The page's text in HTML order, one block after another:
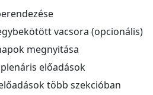
vacsora (opcionális)
megnyitása
előadások
több szekcióban